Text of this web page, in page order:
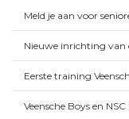
Meld je aan voor
Nieuwe inrichting van
Eerste training
Veensche Boys en